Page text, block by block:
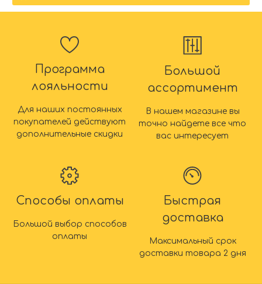
Программа
лояльности
Для наших постоянных
покупателей действуют
дополнительные скидки
Большой
ассортимент
В нашем магазине вы
точно найдете все что
вас интересует
Способы оплаты
Большой выбор способов
оплаты
Быстрая
доставка
Максимальный срок
доставки товара 2 дня